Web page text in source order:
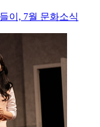
이, 7월 문화소식